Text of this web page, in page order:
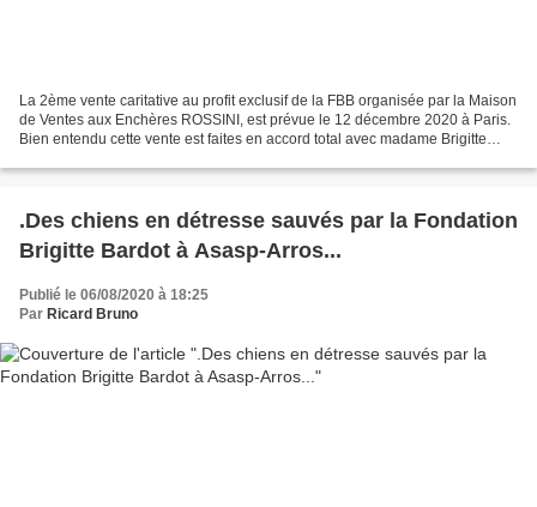
La 2ème vente caritative au profit exclusif de la FBB organisée par la Maison
de Ventes aux Enchères ROSSINI, est prévue le 12 décembre 2020 à Paris.
Bien entendu cette vente est faites en accord total avec madame Brigitte
.Des chiens en détresse sauvés par la Fondation
Brigitte Bardot à Asasp-Arros...
Publié le 06/08/2020 à 18:25
Par Ricard Bruno